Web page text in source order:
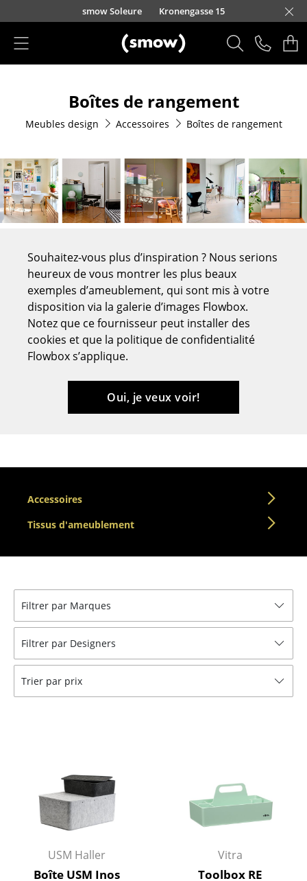
Accéder directement au contenu
smow Soleure Kronengasse 15
Chaises de cuisine & salle à manger
Canapés
Fauteuils
Fauteuils lounge
Chaises cantilever
Chaises et Tabourets de bar
Tabourets
Bancs & Chaises longues
Poufs poires
Chaises de conférence
... voir tous les sièges
Tables de repas
Tables d’appoint
Tables de conférence et Pupitres
Tables hautes & Pupitres
Tables enfants
Boîtes de rangement
Meubles design Accessoires Boîtes de rangement
Souhaitez-vous plus d’inspiration ? Nous serions
heureux de vous montrer les plus beaux
exemples d’ameublement, qui sont mis à votre
disposition via la galerie d’images Flowbox.
Notez que ce fournisseur peut installer des
cookies et que la politique de confidentialité
Flowbox s’applique.
Oui, je veux voir!
Accessoires
Tissus d'ameublement
Filtrer par Marques
Filtrer par Designers
Trier par prix
USM Haller
Boîte USM Inos
Vitra
Toolbox RE